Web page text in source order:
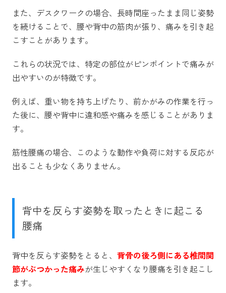
また、デスクワークの場合、長時間座ったまま同じ姿勢
を続けることで、腰や背中の筋肉が張り、痛みを引き起
こすことがあります。
これらの状況では、特定の部位がピンポイントで痛みが
出やすいのが特徴です。
例えば、重い物を持ち上げたり、前かがみの作業を行っ
た後に、腰や背中に違和感や痛みを感じることがありま
す。
筋性腰痛の場合、このような動作や負荷に対する反応が
出ることも少なくありません。
背中を反らす姿勢を取ったときに起こる
腰痛
背中を反らす姿勢をとると、 背骨の後ろ側にある椎間関
節がぶつかった痛みが生じやすくなり腰痛を引き起こし
ます。